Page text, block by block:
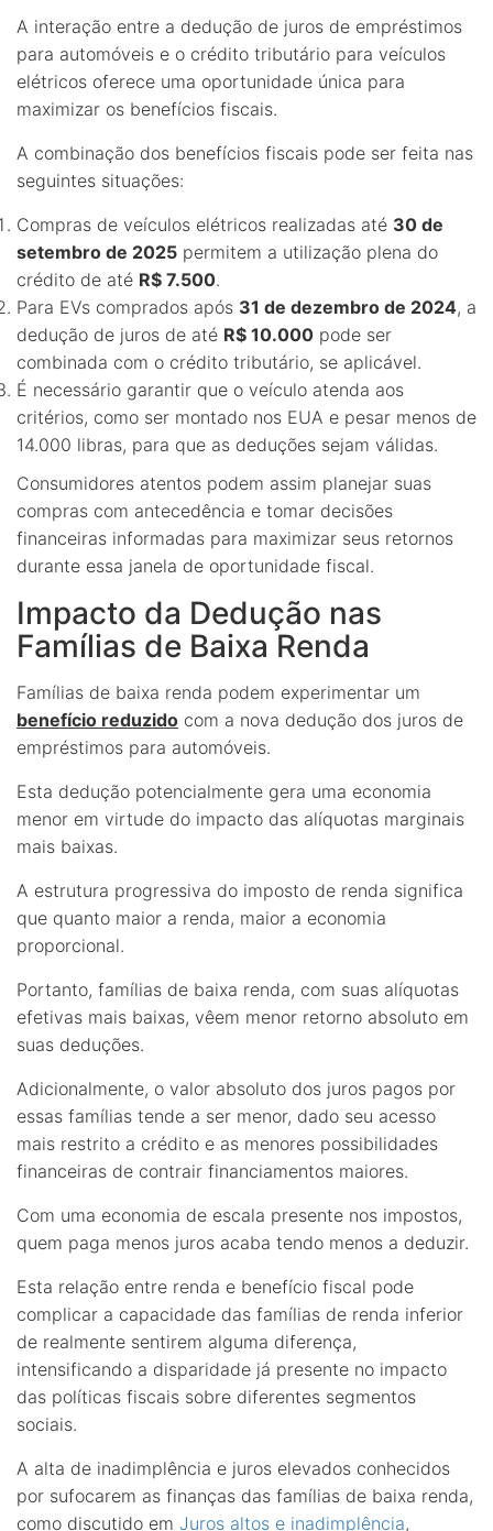
A interação entre a dedução de juros de empréstimos
para automóveis e o crédito tributário para veículos
elétricos oferece uma oportunidade única para
maximizar os benefícios fiscais.
A combinação dos benefícios fiscais pode ser feita nas
seguintes situações:
Compras de veículos elétricos realizadas até 30 de
setembro de 2025 permitem a utilização plena do
crédito de até R$ 7.500.
Para EVs comprados após 31 de dezembro de 2024, a
dedução de juros de até R$ 10.000 pode ser
combinada com o crédito tributário, se aplicável.
É necessário garantir que o veículo atenda aos
critérios, como ser montado nos EUA e pesar menos de
14.000 libras, para que as deduções sejam válidas.
Consumidores atentos podem assim planejar suas
compras com antecedência e tomar decisões
financeiras informadas para maximizar seus retornos
durante essa janela de oportunidade fiscal.
Impacto da Dedução nas
Famílias de Baixa Renda
Famílias de baixa renda podem experimentar um
benefício reduzido com a nova dedução dos juros de
empréstimos para automóveis.
Esta dedução potencialmente gera uma economia
menor em virtude do impacto das alíquotas marginais
mais baixas.
A estrutura progressiva do imposto de renda significa
que quanto maior a renda, maior a economia
proporcional.
Portanto, famílias de baixa renda, com suas alíquotas
efetivas mais baixas, vêem menor retorno absoluto em
suas deduções.
Adicionalmente, o valor absoluto dos juros pagos por
essas famílias tende a ser menor, dado seu acesso
mais restrito a crédito e as menores possibilidades
financeiras de contrair financiamentos maiores.
Com uma economia de escala presente nos impostos,
quem paga menos juros acaba tendo menos a deduzir.
Esta relação entre renda e benefício fiscal pode
complicar a capacidade das famílias de renda inferior
de realmente sentirem alguma diferença,
intensificando a disparidade já presente no impacto
das políticas fiscais sobre diferentes segmentos
sociais.
A alta de inadimplência e juros elevados conhecidos
por sufocarem as finanças das famílias de baixa renda,
como discutido em Juros altos e inadimplência,